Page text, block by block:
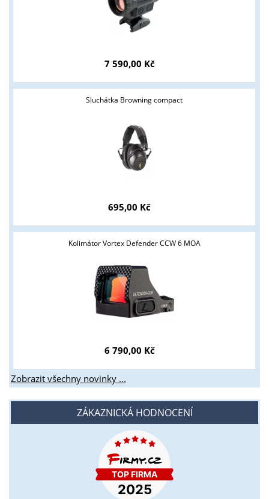
7 590,00 Kč
Sluchátka Browning compact
695,00 Kč
Kolimátor Vortex Defender CCW 6 MOA
6 790,00 Kč
Zobrazit všechny novinky ...
ZÁKAZNICKÁ HODNOCENÍ